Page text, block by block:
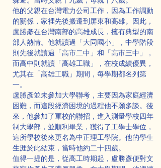
他的父親在台灣電力公司工作，因為工作調動
的關係，家裡先後搬遷到屏東和高雄。因此，
盧勝彥在台灣南部的高雄成長，擁有典型的南
部人熱情。他就讀過「大同國小」，中學階段
則先後就讀過「高市二中」和「高市三中」，
而高中則就讀「高雄工職」，在校成績優異，
尤其在「高雄工職」期間，每學期都名列第
一。
盧勝彥並未參加大學聯考，主要因為家庭經濟
困難，而這段經濟困境的過程他不願多談。後
來，他參加了軍校的聯招，進入測量學校四年
制大學部，並順利畢業，獲得了工學士學位，
這所學校後來更名為中正理工學院。他的學生
生涯於此結束，當時他約二十四歲。
值得一提的是，從高工時期起，盧勝彥便對文